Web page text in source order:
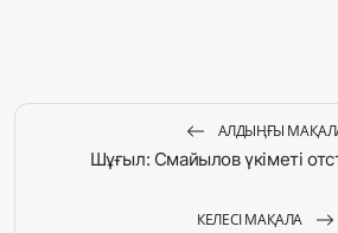
АЛДЫҢҒЫ
Шұғыл: Смайылов үкіметі
КЕЛЕСІ МАҚАЛА